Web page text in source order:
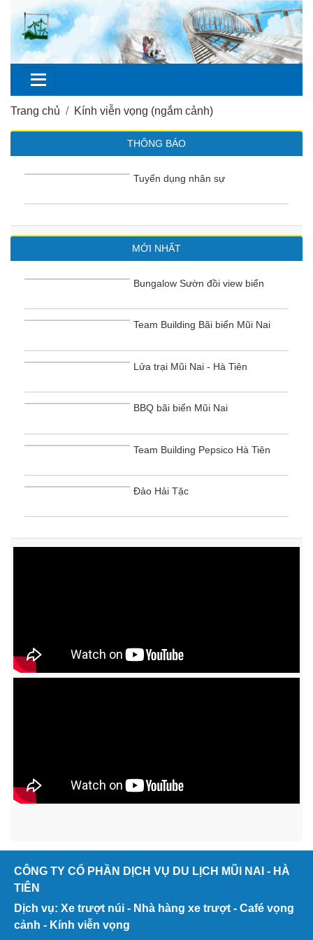
Trang chủ Kính viễn vọng (ngắm cảnh)
THÔNG BÁO
Tuyển dụng nhân sự
MỚI NHẤT
Bungalow Sườn đồi view biển
Team Building Bãi biển Mũi Nai
Lửa trại Mũi Nai - Hà Tiên
BBQ bãi biển Mũi Nai
Team Building Pepsico Hà Tiên
Đảo Hải Tặc
CÔNG TY CỔ PHẦN DỊCH VỤ DU LỊCH MŨI NAI - HÀ
TIÊN
Dịch vụ: Xe trượt núi - Nhà hàng xe trượt - Café vọng
cảnh - Kính viễn vọng